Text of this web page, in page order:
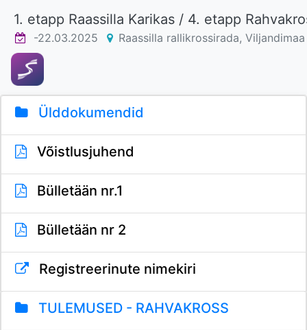
1. etapp Raassilla Karikas / 4. etapp
-22.03.2025 Raassilla rallikrossirada, Viljandimaa
Ülddokumendid
Võistlusjuhend
Bülletään nr.1
Bülletään nr 2
Registreerinute nimekiri
TULEMUSED - RAHVAKROSS